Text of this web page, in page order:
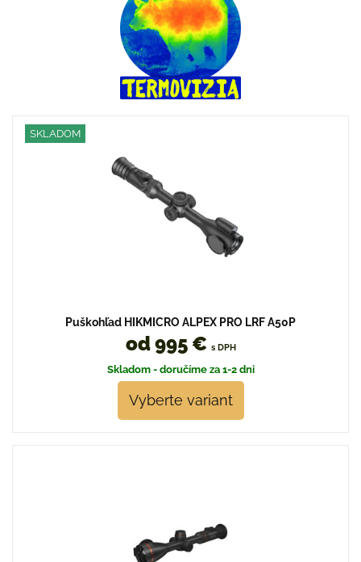
SKLADOM
Puškohľad HIKMICRO ALPEX PRO LRF A50P
od 995 € s DPH
Skladom - doručíme za 1-2 dni
Vyberte variant